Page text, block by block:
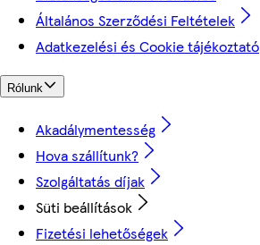
Általános Szerződési Feltételek
Adatkezelési és Cookie tájékoztató
Rólunk
Akadálymentesség
Hova szállítunk?
Szolgáltatás díjak
Süti beállítások
Fizetési lehetőségek